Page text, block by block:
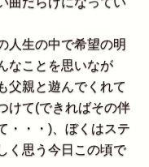
人生の中で希望の明
なことを思いなが
父親と遊んでくれて
けて(できればその伴
・・・)、ぼくはステ
く思う今日この頃で